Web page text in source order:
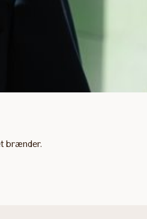
brænder.